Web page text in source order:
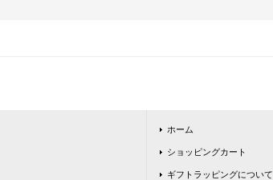
ホーム
ショッピングカート
ギフトラッピングについて